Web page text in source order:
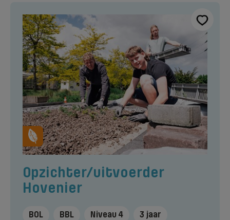
Opzichter/uitvoerder
Hovenier
BOL BBL Niveau 4 3 jaar